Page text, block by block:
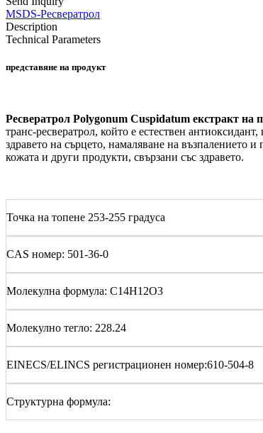
MSDS-Ресвератрол
Description
Technical Parameters
представяне на продукт
Ресвератрол Polygonum Cuspidatum екстракт на
транс-ресвератрол, който е естествен
здравето на сърцето, намаляване на възпалението
кожата и други продукти, свързани със здравето.
Точка на топене 253-255 градуса
CAS номер: 501-36-0
Молекулна формула: C14H12O3
Молекулно тегло: 228.24
EINECS/ELINCS регистрационен номер:610-504-8
Структурна формула: